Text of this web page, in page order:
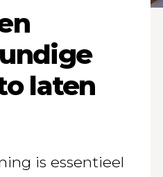
laten
is essentieel